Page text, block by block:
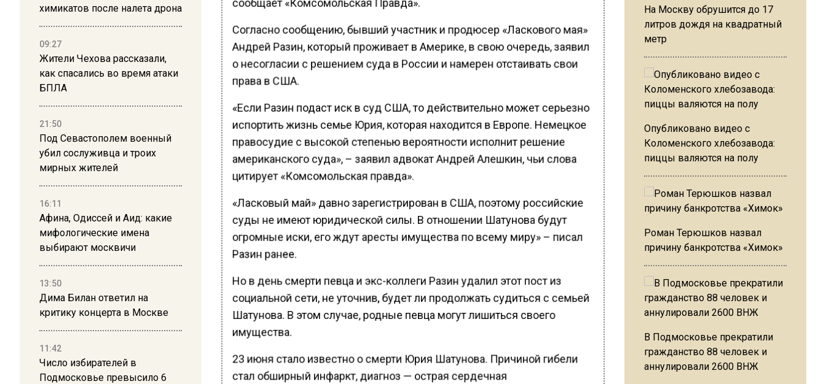
химикатов после налета дрона
09:27
Жители Чехова рассказали,
как спасались во время атаки
БПЛА
21:50
Под Севастополем военный
убил сослуживца и троих
мирных жителей
16:11
Афина, Одиссей и Аид: какие
мифологические имена
выбирают москвичи
13:50
Дима Билан ответил на
критику концерта в Москве
11:42
Число избирателей в
Подмосковье превысило 6
Согласно сообщению, бывший участник и продюсер «Ласкового мая»
Андрей Разин, который проживает в Америке, в свою очередь, заявил
о несогласии с решением суда в России и намерен отстаивать свои
права в США.
«Если Разин подаст иск в суд США, то действительно может серьезно
испортить жизнь семье Юрия, которая находится в Европе. Немецкое
правосудие с высокой степенью вероятности исполнит решение
американского суда», – заявил адвокат Андрей Алешкин, чьи слова
цитирует «Комсомольская правда».
«Ласковый май» давно зарегистрирован в США, поэтому российские
суды не имеют юридической силы. В отношении Шатунова будут
огромные иски, его ждут аресты имущества по всему миру» – писал
Разин ранее.
Но в день смерти певца и экс-коллеги Разин удалил этот пост из
социальной сети, не уточнив, будет ли продолжать судиться с семьей
Шатунова. В этом случае, родные певца могут лишиться своего
имущества.
23 июня стало известно о смерти Юрия Шатунова. Причиной гибели
стал обширный инфаркт, диагноз — острая сердечная
На Москву обрушится до 17
литров дождя на квадратный
метр
Опубликовано видео с
Коломенского хлебозавода:
пиццы валяются на полу
Роман Терюшков назвал
причину банкротства «Химок»
В Подмосковье прекратили
гражданство 88 человек и
аннулировали 2600 ВНЖ